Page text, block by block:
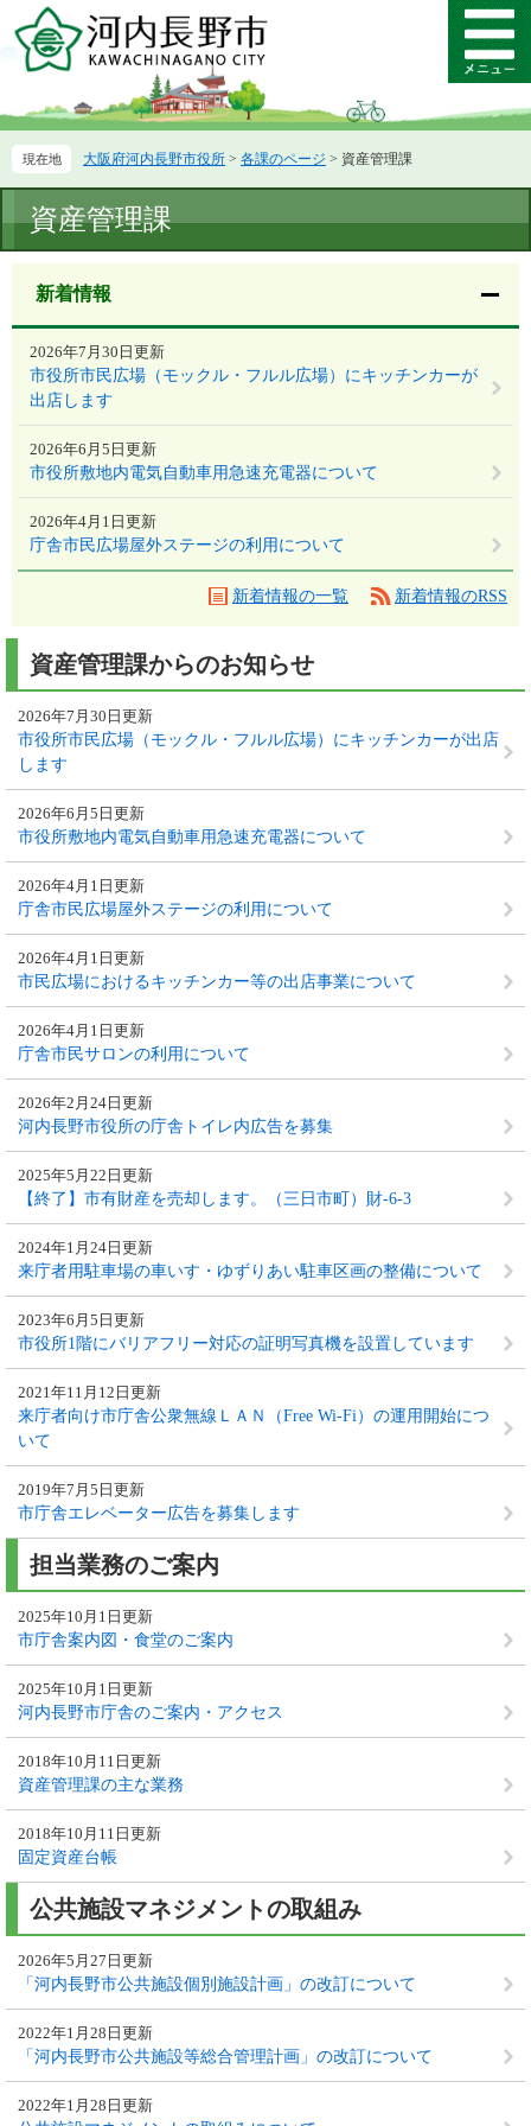
ー
先
す。
ニ
を
し
メ
ニ
ー
大阪府河内長野市役所 > 各課のページ > 資産管理課
文
資産管理課
新着情報
市役所市民広場（モックル・フルル広場）にキッチンカーが
出店します
2026年7月30日更新
市役所敷地内電気自動車用急速充電器について
2026年6月5日更新
庁舎市民広場屋外ステージの利用について
2026年4月1日更新
新着情報の一覧 新着情報のRSS
資産管理課からのお知らせ
市役所市民広場（モックル・フルル広場）にキッチンカーが出店
します
2026年7月30日更新
市役所敷地内電気自動車用急速充電器について
2026年6月5日更新
庁舎市民広場屋外ステージの利用について
2026年4月1日更新
市民広場におけるキッチンカー等の出店事業について
2026年4月1日更新
庁舎市民サロンの利用について
2026年4月1日更新
河内長野市役所の庁舎トイレ内広告を募集
2026年2月24日更新
【終了】市有財産を売却します。（三日市町）財-6-3
2025年5月22日更新
来庁者用駐車場の車いす・ゆずりあい駐車区画の整備について
2024年1月24日更新
市役所1階にバリアフリー対応の証明写真機を設置しています
2023年6月5日更新
来庁者向け市庁舎公衆無線ＬＡＮ（Free Wi-Fi）の運用開始につ
いて
2021年11月12日更新
市庁舎エレベーター広告を募集します
2019年7月5日更新
担当業務のご案内
市庁舎案内図・食堂のご案内
2025年10月1日更新
河内長野市庁舎のご案内・アクセス
2025年10月1日更新
資産管理課の主な業務
2018年10月11日更新
固定資産台帳
2018年10月11日更新
公共施設マネジメントの取組み
「河内長野市公共施設個別施設計画」の改訂について
2026年5月27日更新
「河内長野市公共施設等総合管理計画」の改訂について
2022年1月28日更新
2022年1月28日更新